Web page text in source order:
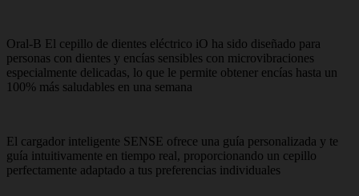
Oral-B El cepillo de dientes eléctrico iO ha sido diseñado para
personas con dientes y encías sensibles con microvibraciones
especialmente delicadas, lo que le permite obtener encías hasta un
100% más saludables en una semana
El cargador inteligente SENSE ofrece una guía personalizada y te
guía intuitivamente en tiempo real, proporcionando un cepillo
perfectamente adaptado a tus preferencias individuales